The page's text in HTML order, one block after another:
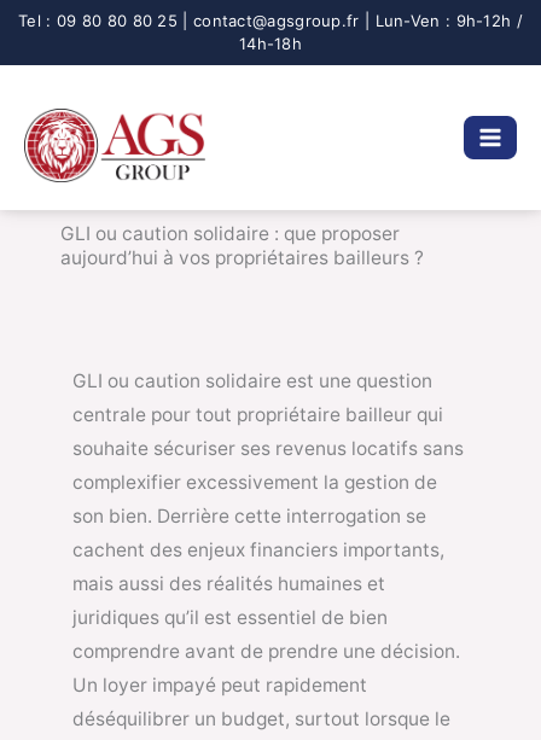
Aller
GLI ou caution solidaire : que proposer
aujourd’hui à vos propriétaires bailleurs ?
GLI ou caution solidaire est une question
centrale pour tout propriétaire bailleur qui
souhaite sécuriser ses revenus locatifs sans
complexifier excessivement la gestion de
son bien. Derrière cette interrogation se
cachent des enjeux financiers importants,
mais aussi des réalités humaines et
juridiques qu’il est essentiel de bien
comprendre avant de prendre une décision.
Un loyer impayé peut rapidement
déséquilibrer un budget, surtout lorsque le